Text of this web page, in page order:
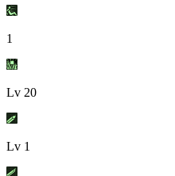
1
Lv 20
Lv 1